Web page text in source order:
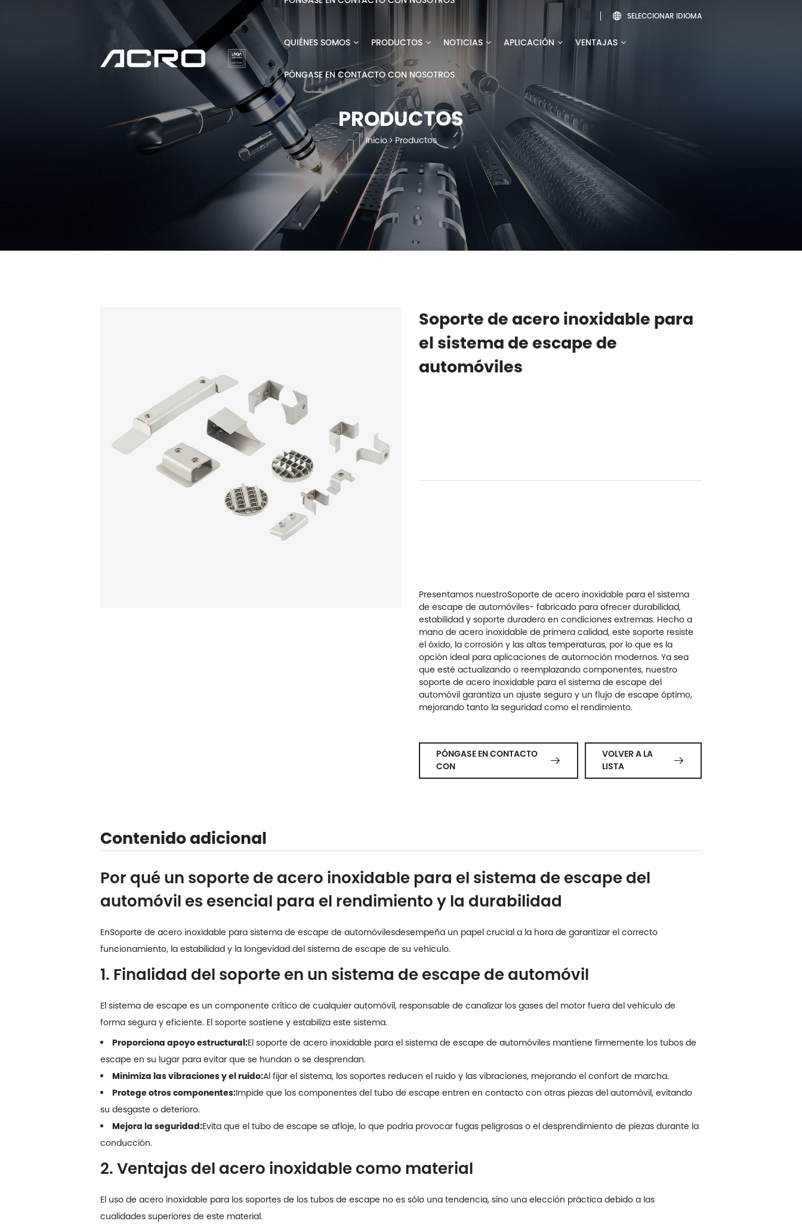
 SELECCIONAR IDIOMA
QUIÉNES SOMOS PRODUCTOS NOTICIAS APLICACIÓN VENTAJAS
PÓNGASE EN CONTACTO CON NOSOTROS
PRODUCTOS
Inicio Productos
Soporte de acero inoxidable para
el sistema de escape de
automóviles
Presentamos nuestroSoporte de acero inoxidable para el sistema
de escape de automóviles- fabricado para ofrecer durabilidad,
estabilidad y soporte duradero en condiciones extremas. Hecho a
mano de acero inoxidable de primera calidad, este soporte resiste
el óxido, la corrosión y las altas temperaturas, por lo que es la
opción ideal para aplicaciones de automoción modernos. Ya sea
que esté actualizando o reemplazando componentes, nuestro
soporte de acero inoxidable para el sistema de escape del
automóvil garantiza un ajuste seguro y un flujo de escape óptimo,
mejorando tanto la seguridad como el rendimiento.
PÓNGASE EN CONTACTO
CON

VOLVER A LA
LISTA

Contenido adicional
Por qué un soporte de acero inoxidable para el sistema de escape del
automóvil es esencial para el rendimiento y la durabilidad
EnSoporte de acero inoxidable para sistema de escape de automóvilesdesempeña un papel crucial a la hora de garantizar el correcto
funcionamiento, la estabilidad y la longevidad del sistema de escape de su vehículo.
1. Finalidad del soporte en un sistema de escape de automóvil
El sistema de escape es un componente crítico de cualquier automóvil, responsable de canalizar los gases del motor fuera del vehículo de
forma segura y eficiente. El soporte sostiene y estabiliza este sistema.
Proporciona apoyo estructural:El soporte de acero inoxidable para el sistema de escape de automóviles mantiene firmemente los tubos de
escape en su lugar para evitar que se hundan o se desprendan.
Minimiza las vibraciones y el ruido:Al fijar el sistema, los soportes reducen el ruido y las vibraciones, mejorando el confort de marcha.
Protege otros componentes:Impide que los componentes del tubo de escape entren en contacto con otras piezas del automóvil, evitando
su desgaste o deterioro.
Mejora la seguridad:Evita que el tubo de escape se afloje, lo que podría provocar fugas peligrosas o el desprendimiento de piezas durante la
conducción.
2. Ventajas del acero inoxidable como material
El uso de acero inoxidable para los soportes de los tubos de escape no es sólo una tendencia, sino una elección práctica debido a las
cualidades superiores de este material.